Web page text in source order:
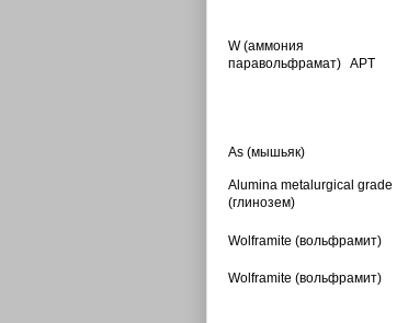
W (аммония
паравольфрамат) APT
As (мышьяк)
Alumina metalurgical grade
(глинозем)
Wolframite (вольфрамит)
Wolframite (вольфрамит)